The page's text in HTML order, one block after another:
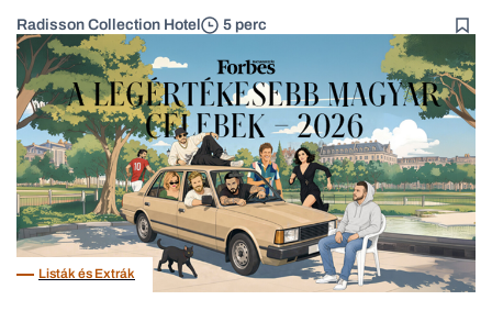
Radisson Collection Hotel 5 perc
Listák és Extrák